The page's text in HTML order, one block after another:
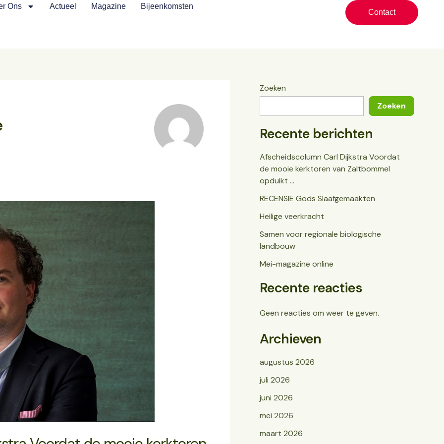
Ons Actueel Magazine Bijeenkomsten
Contact
Zoeken
Zoeken
Recente berichten
Afscheidscolumn Carl Dijkstra Voordat
de mooie kerktoren van Zaltbommel
opduikt …
RECENSIE Gods Slaafgemaakten
Heilige veerkracht
Samen voor regionale biologische
landbouw
Mei-magazine online
Recente reacties
Geen reacties om weer te geven.
Archieven
augustus 2026
juli 2026
juni 2026
mei 2026
maart 2026